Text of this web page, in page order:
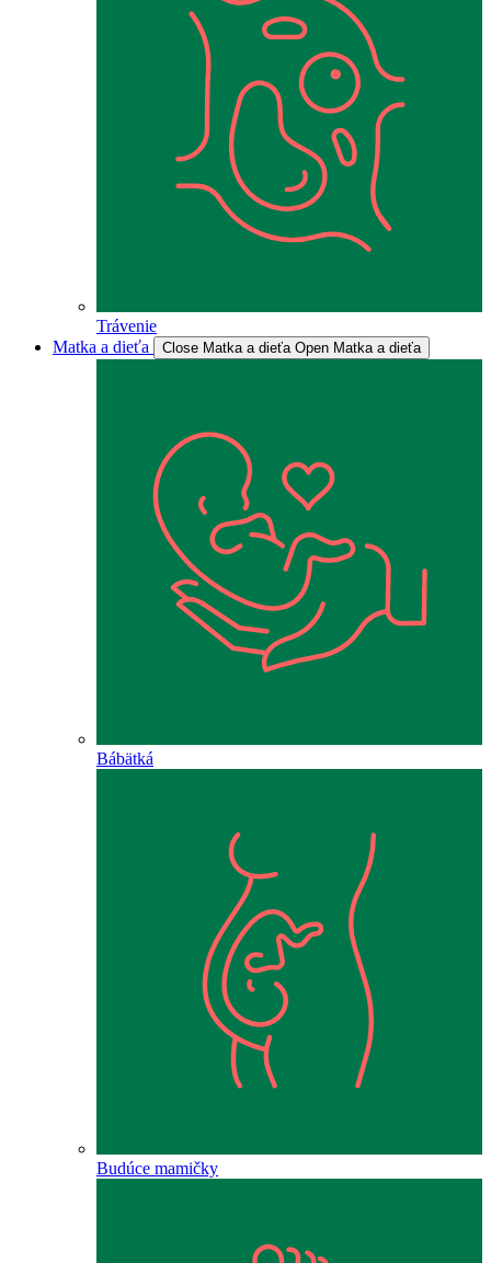
Trávenie
Matka a dieťa
Close Matka a dieťa Open Matka a dieťa
Bábätká
Budúce mamičky